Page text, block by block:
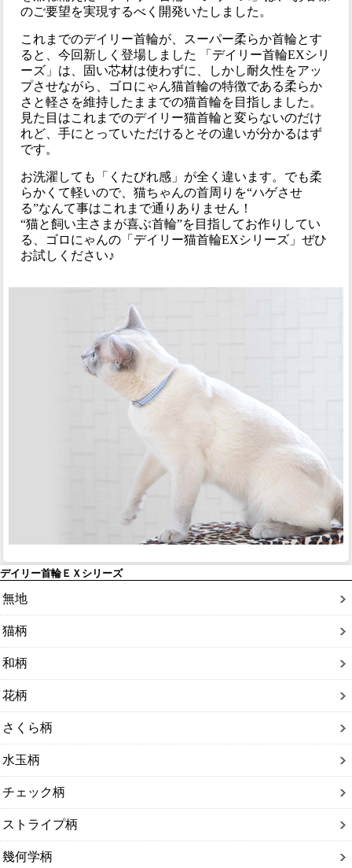
のご要望を実現するべく開発いたしました。
これまでのデイリー首輪が、スーパー柔らか首輪とす
ると、今回新しく登場しました 「デイリー首輪EXシリ
ーズ」は、固い芯材は使わずに、しかし耐久性をアッ
プさせながら、ゴロにゃん猫首輪の特徴である柔らか
さと軽さを維持したままでの猫首輪を目指しました。
見た目はこれまでのデイリー猫首輪と変らないのだけ
れど、手にとっていただけるとその違いが分かるはず
です。
お洗濯しても「くたびれ感」が全く違います。でも柔
らかくて軽いので、猫ちゃんの首周りを“ハゲさせ
る”なんて事はこれまで通りありません！
“猫と飼い主さまが喜ぶ首輪”を目指してお作りしてい
る、ゴロにゃんの「デイリー猫首輪EXシリーズ」ぜひ
お試しください♪
デイリー首輪ＥＸシリーズ
無地
猫柄
和柄
花柄
さくら柄
水玉柄
チェック柄
ストライプ柄
幾何学柄